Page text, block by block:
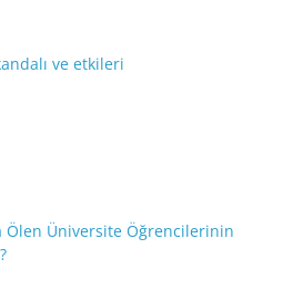
ve etkileri
Ölen Üniversite Öğrencilerinin